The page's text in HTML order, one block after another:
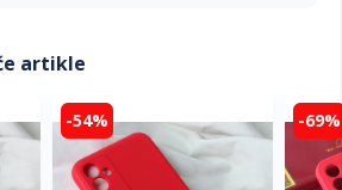
artikle
-54% -69%